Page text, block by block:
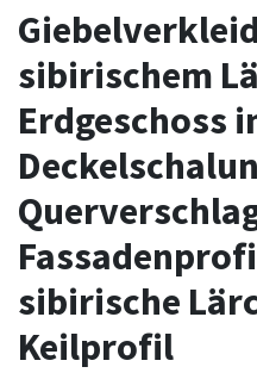
sibirischem
Erdgeschoss
sibirische
Keilprofil